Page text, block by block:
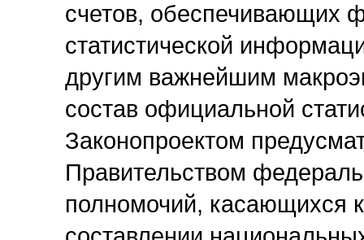
счетов, обеспечивающих
статистической
другим важнейшим
состав официальной
Законопроектом
Правительством
полномочий, касающихся